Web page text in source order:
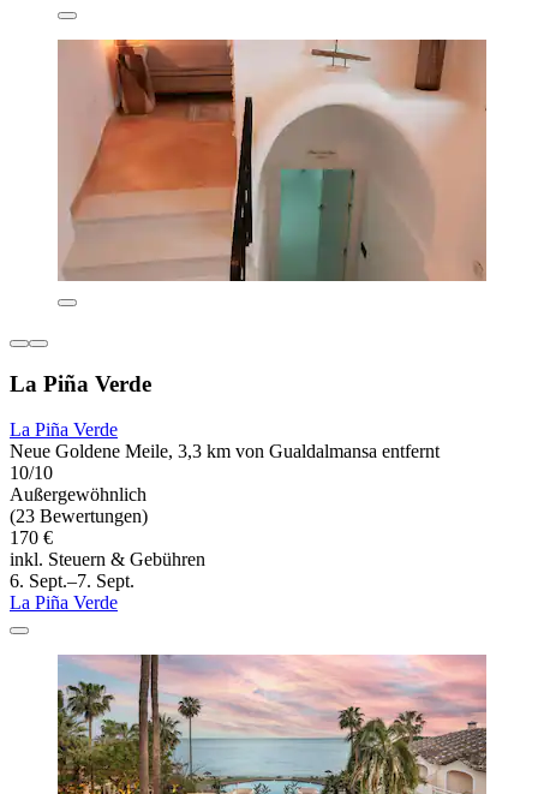
La Piña Verde
La Piña Verde
Neue Goldene Meile, 3,3 km von Gualdalmansa entfernt
10/10
Außergewöhnlich
(23 Bewertungen)
170 €
inkl. Steuern & Gebühren
6. Sept.–7. Sept.
La Piña Verde